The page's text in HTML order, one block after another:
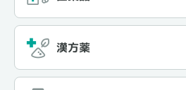
漢方薬